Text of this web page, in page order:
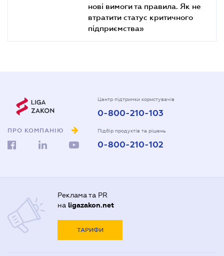
нові вимоги та правила. Як не
втратити статус критичного
підприємства»
ПРО КОМПАНІЮ
Центр підтримки користувачів
0-800-210-103
Підбір продуктів та рішень
0-800-210-102
Реклама та PR
на ligazakon.net
ТАРИФИ